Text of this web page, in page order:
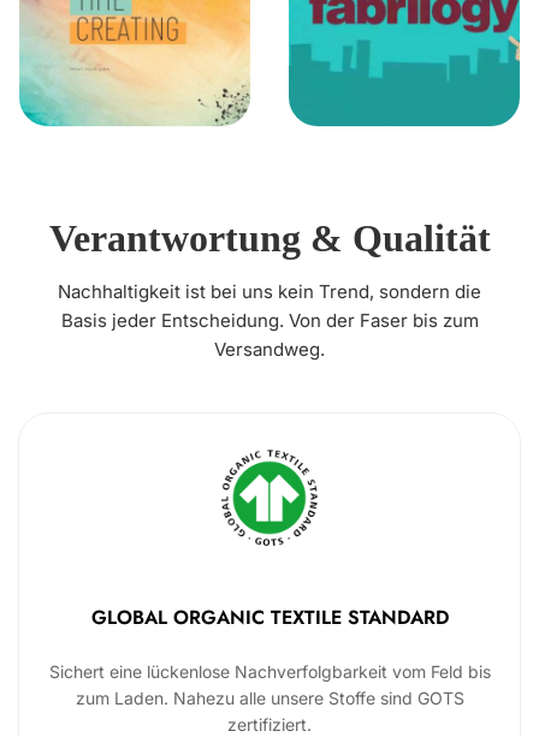
Verantwortung & Qualität
Nachhaltigkeit ist bei uns kein Trend, sondern die
Basis jeder Entscheidung. Von der Faser bis zum
Versandweg.
GLOBAL ORGANIC TEXTILE STANDARD
Sichert eine lückenlose Nachverfolgbarkeit vom Feld bis
zum Laden. Nahezu alle unsere Stoffe sind GOTS
zertifiziert.